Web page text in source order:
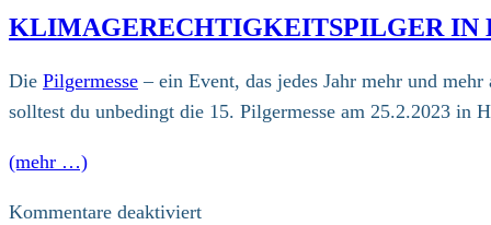
abgeschlossen
KLIMAGERECHTIGKEITSPILGER IN
Die Pilgermesse – ein Event, das jedes Jahr mehr und
solltest du unbedingt die 15. Pilgermesse am 25.2.2023 in
(mehr …)
Kommentare deaktiviertfür